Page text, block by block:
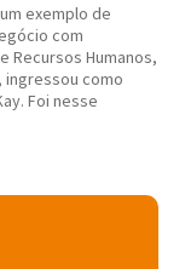
exemplo de
com
Recursos Humanos,
ingressou como
Foi nesse